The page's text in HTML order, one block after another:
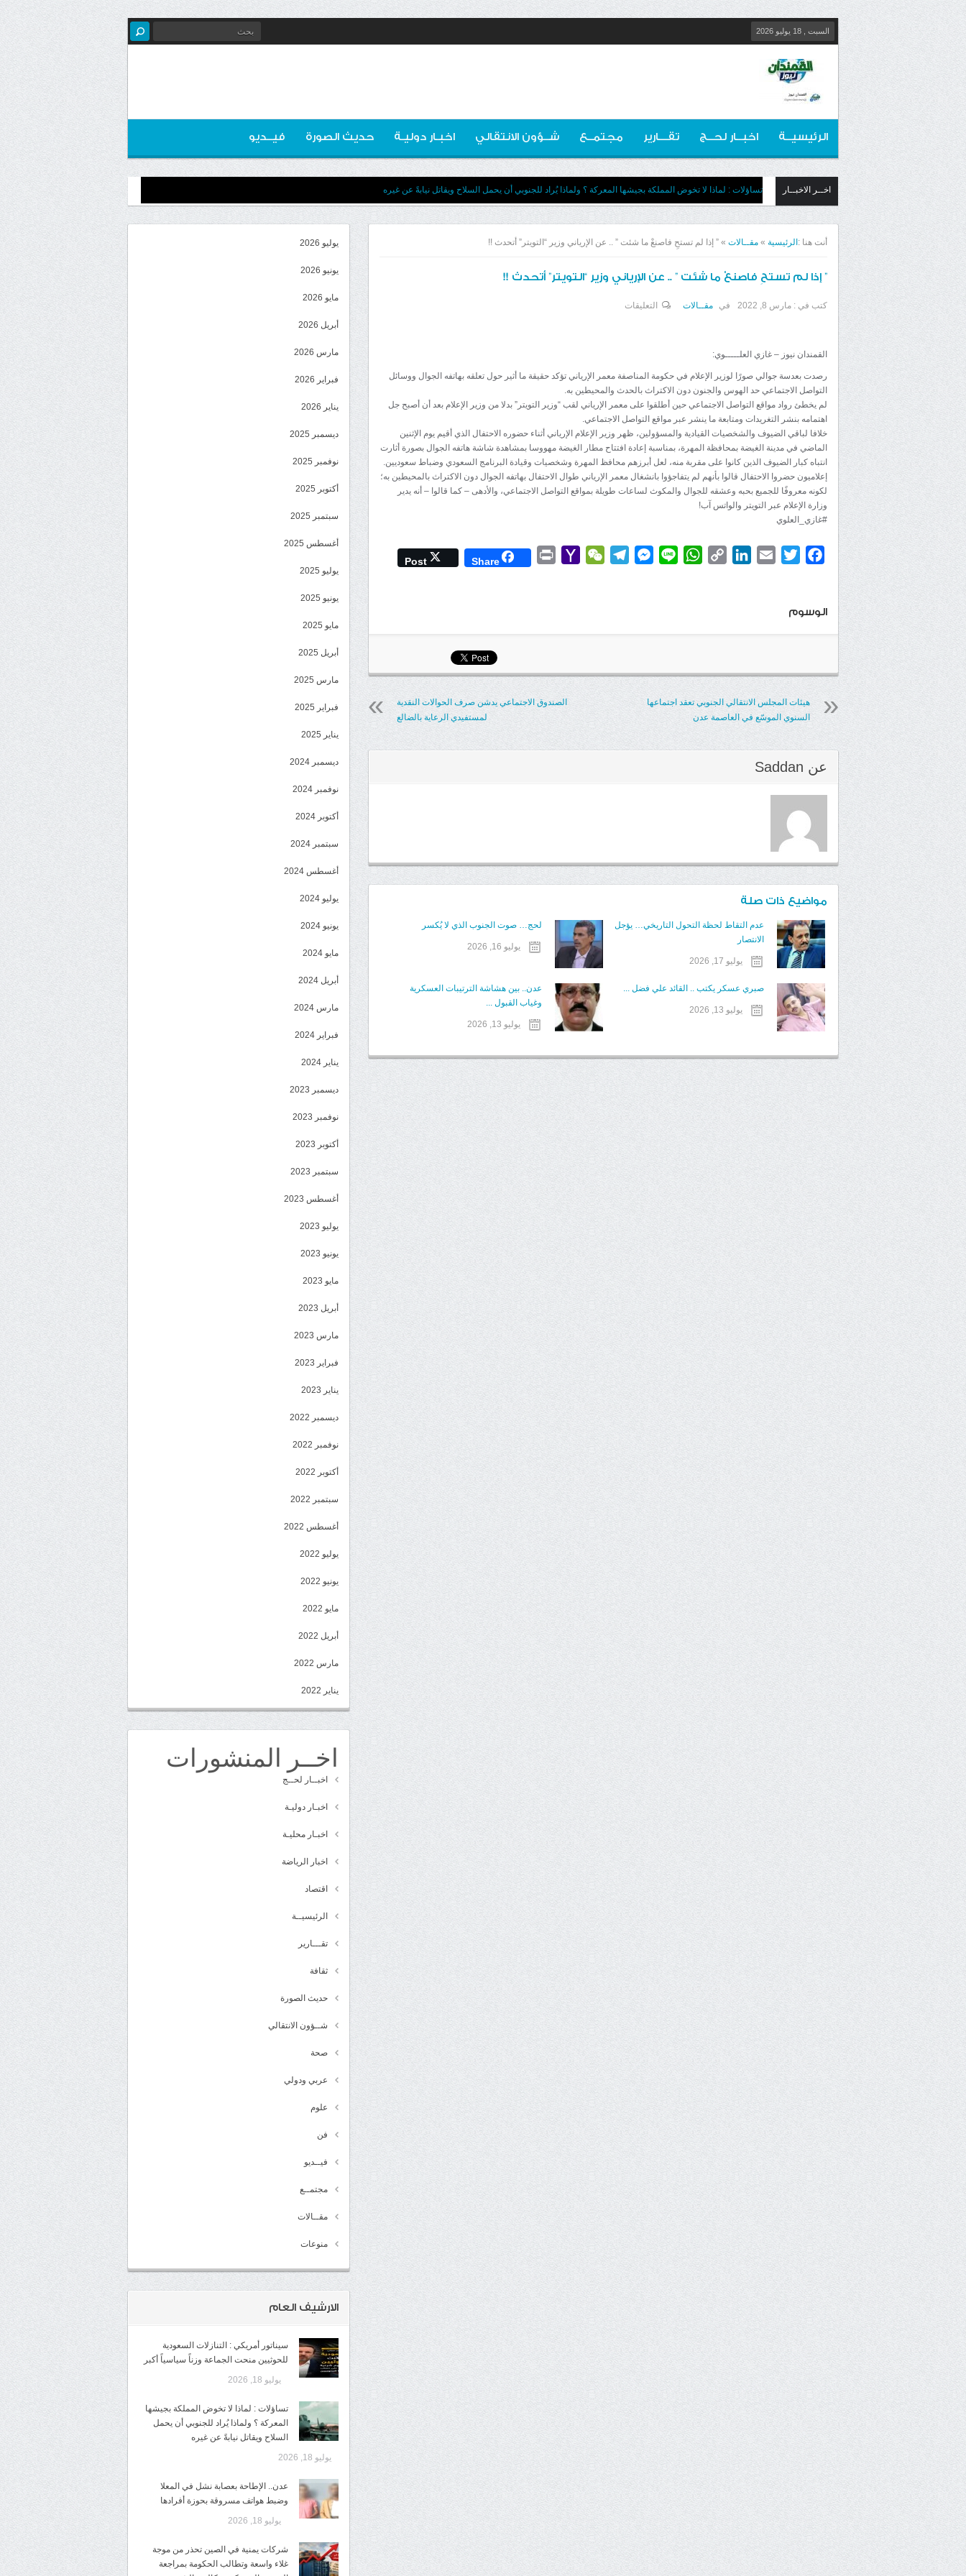
السبت , 18 يوليو 2026
الرئيسيــة اخبــار لحــج تقـــارير مجتمــع شــؤون الانتقالي اخبـار دوليـة حديث الصورة فيــديو
اخــر الاخبــار تساؤلات : لماذا لا تخوض المملكة بجيشها المعركة ؟ ولماذا يُراد للجنوبي أن يحمل السلاح ويقاتل نيابةً عن غيره
أنت هنا : الرئيسية » مقــالات » ” إذا لم تستحِ فاصنعْ ما شئت ” .. عن الإرياني وزير “التويتر” أتحدث !!
” إذا لم تستحِ فاصنعْ ما شئت ” .. عن الإرياني وزير “التويتر” أتحدث !!
كتب في : مارس 8, 2022 في مقــالات التعليقات
تستحِ
فاصنعْ
شئت
”
..
أتحدث
القمندان نيوز – غازي العلـــــوي:
رصدت بعدسة جوالي صورًا لوزير الإعلام في حكومة المناصفة معمر الإرياني تؤكد حقيقة ما أثير حول تعلقه بهاتفه الجوال ووسائل
التواصل الاجتماعي حد الهوس والجنون دون الاكتراث بالحدث والمحيطين به.
لم يخطئ رواد مواقع التواصل الاجتماعي حين أطلقوا على معمر الإرياني لقب “وزير التويتر” بدلا من وزير الإعلام بعد أن أصبح جل
اهتمامه بنشر التغريدات ومتابعة ما ينشر عبر مواقع التواصل الاجتماعي.
خلافا لباقي الضيوف والشخصيات القيادية والمسؤولين، ظهر وزير الإعلام الإرياني أثناء حضوره الاحتفال الذي أقيم يوم الإثنين
الماضي في مدينة الغيضة بمحافظة المهرة، بمناسبة إعادة افتتاح مطار الغيضة مهووسا بمشاهدة شاشة هاتفه الجوال بصورة أثارت
انتباه كبار الضيوف الذين كانوا على مقربة منه، لعل أبرزهم محافظ المهرة وشخصيات وقيادة البرنامج السعودي وضباط سعوديين.
إعلاميون حضروا الاحتفال قالوا بأنهم لم يتفاجؤوا بانشغال معمر الإرياني طوال الاحتفال بهاتفه الجوال دون الاكتراث بالمحيطين به؛
لكونه معروفًا للجميع بحبه وعشقه للجوال والمكوث لساعات طويلة بمواقع التواصل الاجتماعي، والأدهى – كما قالوا – أنه يدير
وزارة الإعلام عبر التويتر والواتس آب!
#غازي_العلوي
Facebook
Twitter
Email
LinkedIn
Copy
WhatsApp
Line
Messenger
Telegram
WeChat
Yahoo
Print
Share
Post
الوسوم
الصندوق الاجتماعي يدشن صرف الحوالات النقدية
لمستفيدي الرعاية بالضالع
هيئات المجلس الانتقالي الجنوبي تعقد اجتماعها
السنوي الموسّع في العاصمة عدن
عن Saddan
مواضيع ذات صلة
عدم التقاط لحظة التحول التاريخي… يؤجل
الانتصار
يوليو 17, 2026
لحج… صوت الجنوب الذي لا يُكسر
يوليو 16, 2026
صبري عسكر يكتب .. القائد علي فضل ...
يوليو 13, 2026
عدن.. بين هشاشة الترتيبات العسكرية
وغياب القبول ...
يوليو 13, 2026
يوليو 2026
يونيو 2026
مايو 2026
أبريل 2026
مارس 2026
فبراير 2026
يناير 2026
ديسمبر 2025
نوفمبر 2025
أكتوبر 2025
سبتمبر 2025
أغسطس 2025
يوليو 2025
يونيو 2025
مايو 2025
أبريل 2025
مارس 2025
فبراير 2025
يناير 2025
ديسمبر 2024
نوفمبر 2024
أكتوبر 2024
سبتمبر 2024
أغسطس 2024
يوليو 2024
يونيو 2024
مايو 2024
أبريل 2024
مارس 2024
فبراير 2024
يناير 2024
ديسمبر 2023
نوفمبر 2023
أكتوبر 2023
سبتمبر 2023
أغسطس 2023
يوليو 2023
يونيو 2023
مايو 2023
أبريل 2023
مارس 2023
فبراير 2023
يناير 2023
ديسمبر 2022
نوفمبر 2022
أكتوبر 2022
سبتمبر 2022
أغسطس 2022
يوليو 2022
يونيو 2022
مايو 2022
أبريل 2022
مارس 2022
يناير 2022
اخــر المنشورات
اخبــار لحــج
اخبـار دوليـة
اخبـار محليـة
اخبار الرياضة
اقتصاد
الرئيسيــة
تقـــارير
ثقافة
حديث الصورة
شــؤون الانتقالي
صحة
عربي ودولي
علوم
فن
فيــديو
مجتمــع
مقــالات
منوعات
الارشيف العام
سيناتور أمريكي : التنازلات السعودية
للحوثيين منحت الجماعة وزناً سياسياً أكبر
يوليو 18, 2026
تساؤلات : لماذا لا تخوض المملكة بجيشها
المعركة ؟ ولماذا يُراد للجنوبي أن يحمل
السلاح ويقاتل نيابةً عن غيره
يوليو 18, 2026
عدن.. الإطاحة بعصابة نشل في المعلا
وضبط هواتف مسروقة بحوزة أفرادها
يوليو 18, 2026
شركات يمنية في الصين تحذر من موجة
غلاء واسعة وتطالب الحكومة بمراجعة